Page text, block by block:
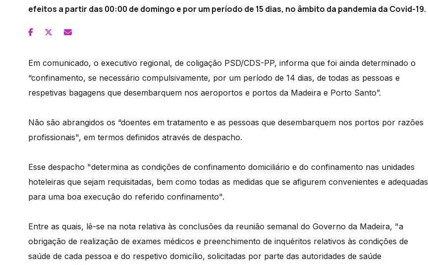
efeitos a partir das 00:00 de domingo e por um período de 15 dias, no âmbito da pandemia da Covid-19.
Em comunicado, o executivo regional, de coligação PSD/CDS-PP, informa que foi ainda determinado o
“confinamento, se necessário compulsivamente, por um período de 14 dias, de todas as pessoas e
respetivas bagagens que desembarquem nos aeroportos e portos da Madeira e Porto Santo”.
Não são abrangidos os “doentes em tratamento e as pessoas que desembarquem nos portos por razões
profissionais", em termos definidos através de despacho.
Esse despacho "determina as condições de confinamento domiciliário e do confinamento nas unidades
hoteleiras que sejam requisitadas, bem como todas as medidas que se afigurem convenientes e adequadas
para uma boa execução do referido confinamento".
Entre as quais, lê-se na nota relativa às conclusões da reunião semanal do Governo da Madeira, "a
obrigação de realização de exames médicos e preenchimento de inquéritos relativos às condições de
saúde de cada pessoa e do respetivo domicílio, solicitadas por parte das autoridades de saúde